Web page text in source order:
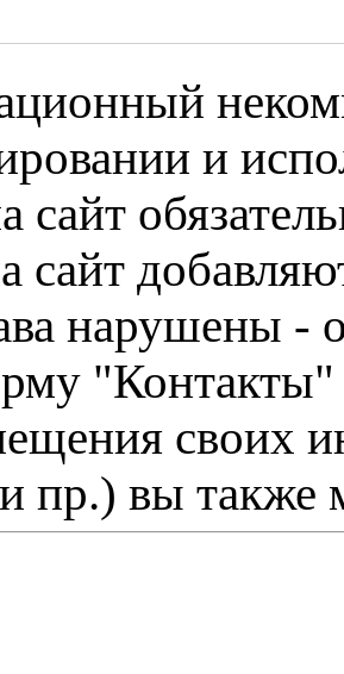
и
сайт
сайт
нарушены -
"Контакты"
своих
пр.) вы также